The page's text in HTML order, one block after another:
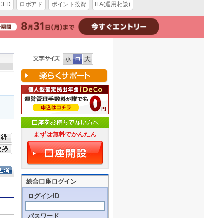
ロボアド ポイント投資 IFA(運用相談)
まずは無料でかんたん
総合口座ログイン
ログインID
パスワード